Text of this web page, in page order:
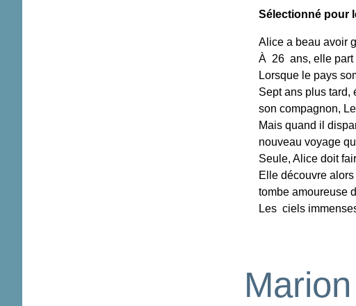
Sélectionné pour
Alice a beau avoir
À 26 ans, elle part
Lorsque le pays
Sept ans plus tard,
son compagnon,
Mais quand il
nouveau voyage
Seule, Alice doit
Elle découvre
tombe amoureuse
Les ciels